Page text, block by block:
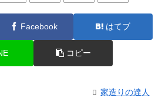
Facebook はてブ
コピー
家造りの達人